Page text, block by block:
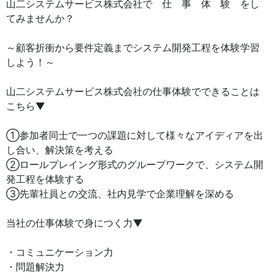
山二システムサービス株式会社で 仕 事 体 験 をし
てみませんか？
～顧客折衝から要件定義までシステム開発工程を体験学習
しよう！～
山二システムサービス株式会社の仕事体験でできることは
こちら▼
①参加者同士で一つの課題に対して様々なアイディアを出
し合い、解決策を考える
②ロールプレイング形式のグループワークで、システム開
発工程を体験する
③先輩社員との交流、社内見学で企業理解を深める
当社の仕事体験で身につく力▼
・コミュニケーション力
・問題解決力